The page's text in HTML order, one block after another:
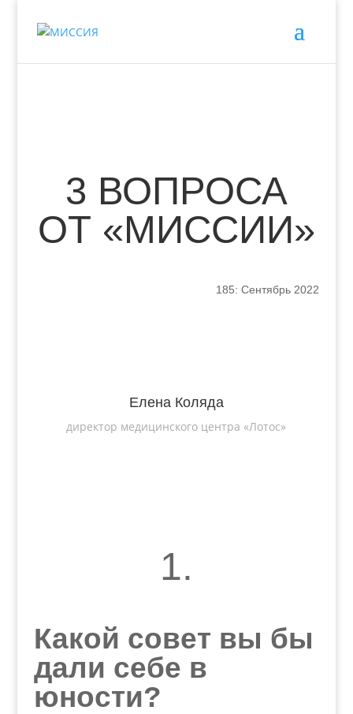
3 ВОПРОСА
ОТ «МИССИИ»
185: Сентябрь 2022
Елена Коляда
директор медицинского центра «Лотос»
1.
Какой совет вы бы
дали себе в
юности?